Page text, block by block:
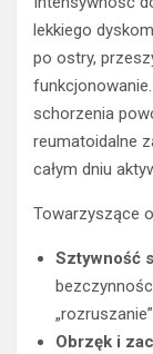
lekkiego
po ostry,
schorzenia
reumatoidalne
całym dniu
Towarzyszące
Sztywność
„rozruszanie”
Obrzęk i